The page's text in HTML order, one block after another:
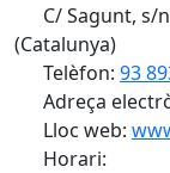
C/ Sagunt, s/
(Catalunya)
Telèfon: 93
Adreça
Lloc web:
Horari: